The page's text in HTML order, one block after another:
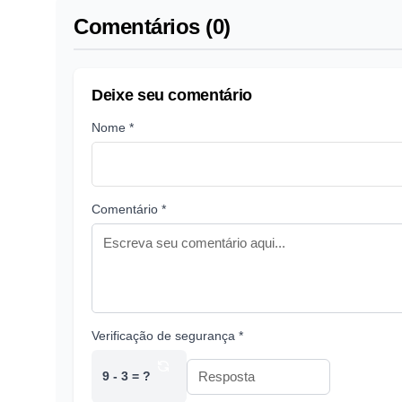
Comentários (0)
Deixe seu comentário
Nome *
Comentário *
Verificação de segurança *
9 - 3 = ?